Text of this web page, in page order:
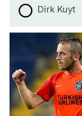
Dirk Kuyt